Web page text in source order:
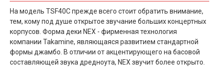
На модель TSF40C прежде всего стоит обратить внимание,
тем, кому под душе открытое звучание больших концертных
корпусов. Форма деки NEX - фирменная технология
компании Takamine, являющаяся развитием стандартной
формы джамбо. В отличии от акцентирующего на басовой
составляющей звука дредноута, NEX звучит более открыто.